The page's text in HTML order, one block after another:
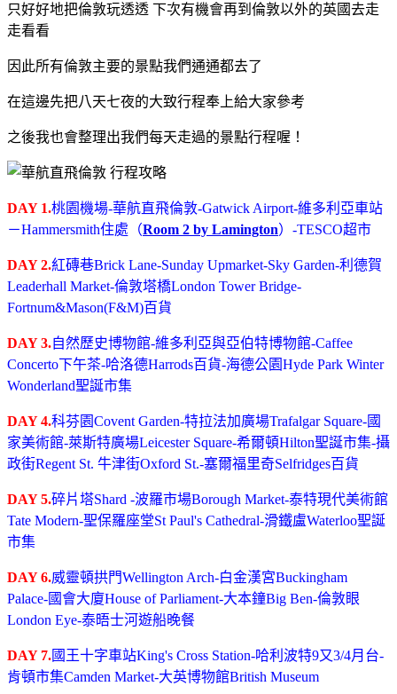
只好好地把倫敦玩透透 下次有機會再到倫敦以外的英國去走
走看看
因此所有倫敦主要的景點我們通通都去了
在這邊先把八天七夜的大致行程奉上給大家參考
之後我也會整理出我們每天走過的景點行程喔！
DAY 1.桃園機場-華航直飛倫敦-Gatwick Airport-維多利亞車站
－Hammersmith住處（Room 2 by Lamington）-TESCO超市
DAY 2.紅磚巷Brick Lane-Sunday Upmarket-Sky Garden-利德賀
Leaderhall Market-倫敦塔橋London Tower Bridge-
Fortnum&Mason(F&M)百貨
DAY 3.自然歷史博物館-維多利亞與亞伯特博物館-Caffee
Concerto下午茶-哈洛德Harrods百貨-海德公園Hyde Park Winter
Wonderland聖誕市集
DAY 4.科芬園Covent Garden-特拉法加廣場Trafalgar Square-國
家美術館-萊斯特廣場Leicester Square-希爾頓Hilton聖誕市集-攝
政街Regent St. 牛津街Oxford St.-塞爾福里奇Selfridges百貨
DAY 5.碎片塔Shard -波羅市場Borough Market-泰特現代美術館
Tate Modern-聖保羅座堂St Paul's Cathedral-滑鐵盧Waterloo聖誕
市集
DAY 6.威靈頓拱門Wellington Arch-白金漢宮Buckingham
Palace-國會大廈House of Parliament-大本鐘Big Ben-倫敦眼
London Eye-泰晤士河遊船晚餐
DAY 7.國王十字車站King's Cross Station-哈利波特9又3/4月台-
肯頓市集Camden Market-大英博物館British Museum